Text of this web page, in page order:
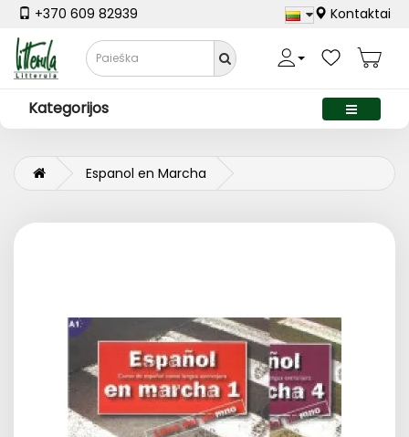
+370 609 82939 Kontaktai
Kategorijos
Espanol en Marcha